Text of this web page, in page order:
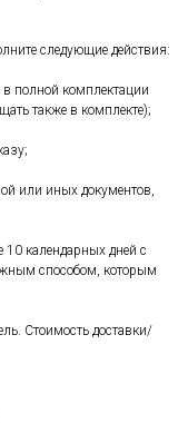
следующие действия:
в полной комплектации
также в комплекте);
или иных документов,
10 календарных дней с
способом, которым
Стоимость доставки/